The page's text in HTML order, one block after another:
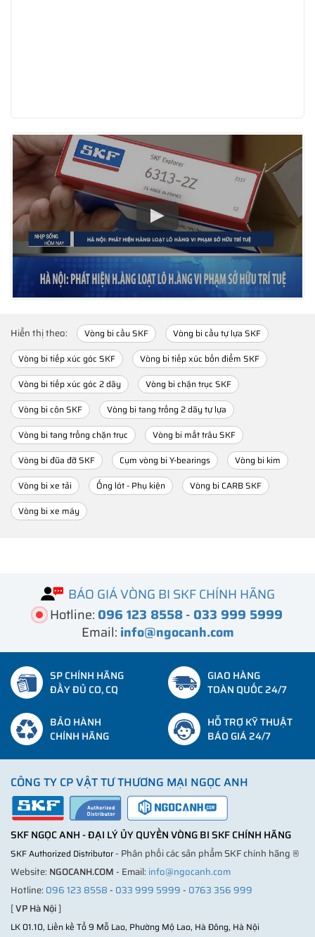
Hiển thị theo: Vòng bi cầu SKF
Vòng bi cầu tự lựa SKF
Vòng bi tiếp xúc góc SKF
Vòng bi tiếp xúc bốn điểm SKF
Vòng bi tiếp xúc góc 2 dãy
Vòng bi chặn trục SKF
Vòng bi côn SKF
Vòng bi tang trống 2 dãy tự lựa
Vòng bi tang trống chặn trục
Vòng bi mắt trâu SKF
Vòng bi đũa đỡ SKF
Cụm vòng bi Y-bearings
Vòng bi kim
Vòng bi xe tải
Ống lót - Phụ kiện
Vòng bi CARB SKF
Vòng bi xe máy
BÁO GIÁ VÒNG BI SKF CHÍNH HÃNG
Hotline: 096 123 8558- 033 999 5999
Email: info@ngocanh.com
SP CHÍNH HÃNG
ĐẦY ĐỦ CO, CQ
GIAO HÀNG
TOÀN QUỐC 24/7
BẢO HÀNH
CHÍNH HÃNG
HỖ TRỢ KỸ THUẬT
BÁO GIÁ 24/7
CÔNG TY CP VẬT TƯ THƯƠNG MẠI NGỌC ANH
SKF NGỌC ANH - ĐẠI LÝ ỦY QUYỀN VÒNG BI SKF CHÍNH HÃNG
SKF Authorized Distributor- Phân phối các sản phẩm SKF chính hãng ®
Website: NGOCANH.COM- Email: info@ngocanh.com
Hotline: 096 123 8558- 033 999 5999- 0763 356 999
[VP Hà Nội]
LK 01.10, Liền kề Tổ 9 Mỗ Lao, Phường Mộ Lao, Hà Đông, Hà Nội